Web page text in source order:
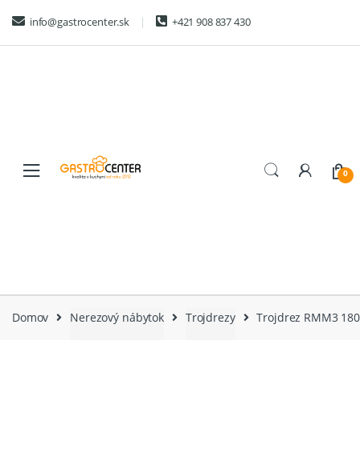
navigation
content
info@gastrocenter.sk +421 908 837 430
0
Domov Nerezový nábytok Trojdrezy Trojdrez RMM3